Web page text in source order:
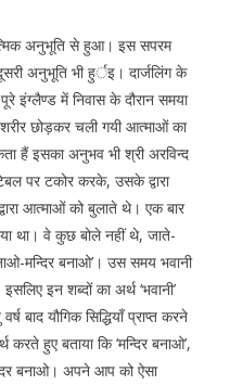
अनुभूति से हुआ। इस सपरम
अनुभूति भी हुर्इ। दार्जलिंग के
इंग्लैण्ड में निवास के दौरान समया
छोड़कर चली गयी आत्माओं का
हैं इसका अनुभव भी श्री अरविन्द
पर टकोर करके, उसके द्वारा
आत्माओं को बुलाते थे। एक बार
था। वे कुछ बोले नहीं थे, जाते-
मन्दिर बनाओ’। उस समय भवानी
इन शब्दों का अर्थ ‘भवानी’
बाद यौगिक सिद्धियाँ प्राप्त करने
करते हुए बताया कि ‘मन्दिर बनाओ’,
बनाओ। अपने आप को ऐसा